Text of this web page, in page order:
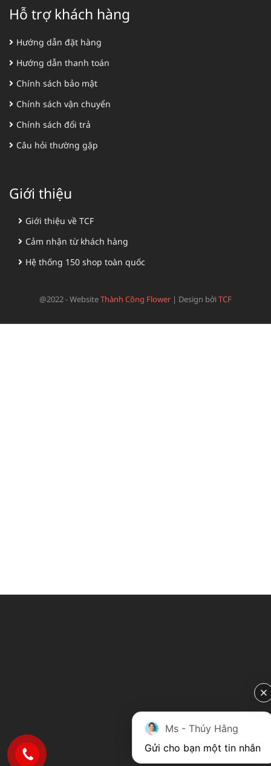
Hỗ trợ khách hàng
Hướng dẫn đặt hàng
Hướng dẫn thanh toán
Chính sách bảo mật
Chính sách vận chuyển
Chính sách đổi trả
Câu hỏi thường gặp
Giới thiệu
Giới thiệu về TCF
Cảm nhận từ khách hàng
Hệ thống 150 shop toàn quốc
@2022 - WebsiteThành Công Flower | Design bởiTCF
Ms - Thúy Hằng
Gửi cho bạn một tin nhắn